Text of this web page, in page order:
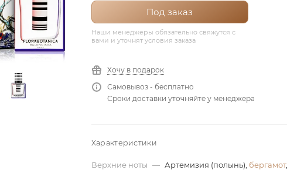
Под заказ
Наши менеджеры обязательно свяжутся с
вами и уточнят условия заказа
Хочу в подарок
Самовывоз - бесплатно
Сроки доставки уточняйте у менеджера
Характеристики
Верхние ноты — Артемизия (полынь), бергамот,